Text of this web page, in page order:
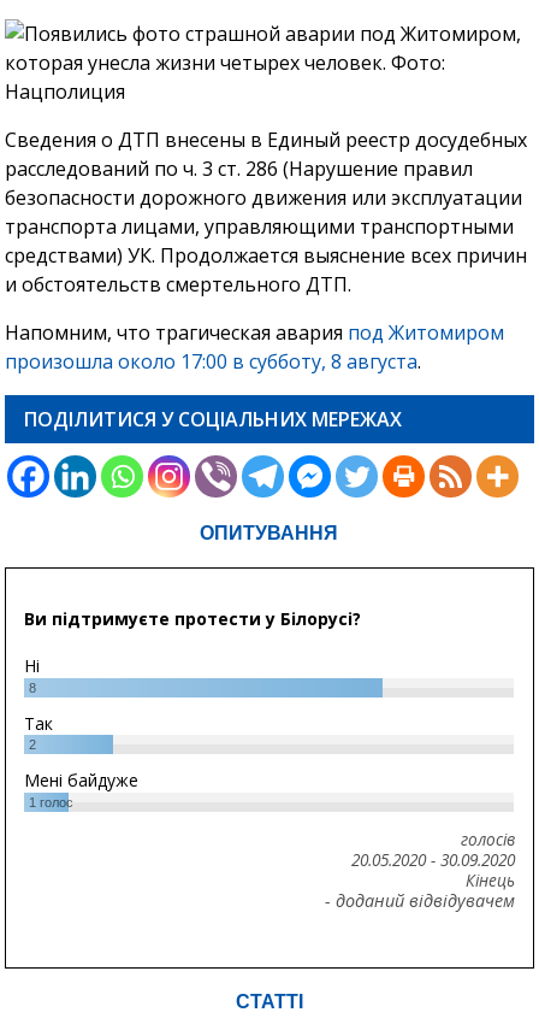
Сведения о ДТП внесены в Единый реестр досудебных
расследований по ч. 3 ст. 286 (Нарушение правил
безопасности дорожного движения или эксплуатации
транспорта лицами, управляющими транспортными
средствами) УК. Продолжается выяснение всех причин
и обстоятельств смертельного ДТП.
Напомним, что трагическая авария под Житомиром
произошла около 17:00 в субботу, 8 августа.
ПОДІЛИТИСЯ У СОЦІАЛЬНИХ МЕРЕЖАХ
ОПИТУВАННЯ
Ви підтримуєте протести у Білорусі?
Ні
8
Так
2
Мені байдуже
1 голос
голосів
20.05.2020- 30.09.2020
Кінець
- доданий відвідувачем
СТАТТІ